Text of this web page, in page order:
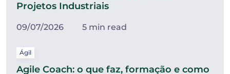
Projetos Industriais
09/07/2026 5 min read
Ágil
Agile Coach: o que faz, formação e como